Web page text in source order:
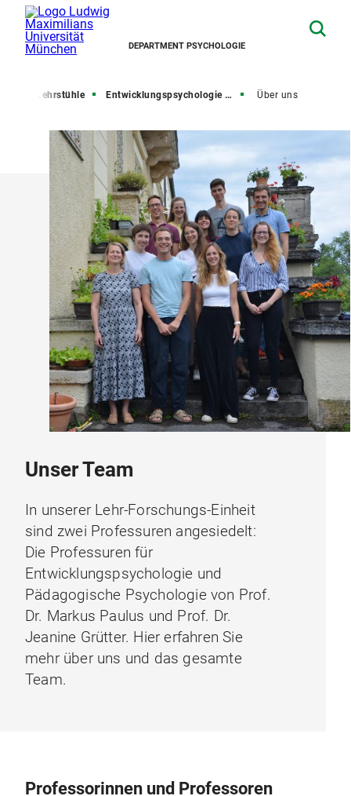
DEPARTMENT PSYCHOLOGIE
Lehrstühle Entwicklungspsychologie und Pädagogische Psychologie Über uns
Unser Team
In unserer Lehr-Forschungs-Einheit
sind zwei Professuren angesiedelt:
Die Professuren für
Entwicklungspsychologie und
Pädagogische Psychologie von Prof.
Dr. Markus Paulus und Prof. Dr.
Jeanine Grütter. Hier erfahren Sie
mehr über uns und das gesamte
Team.
Professorinnen und Professoren